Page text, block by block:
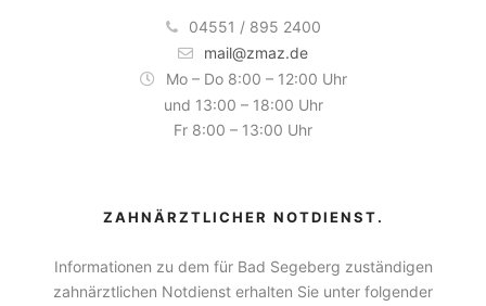
04551 / 895 2400
mail@zmaz.de
Mo – Do 8:00 – 12:00 Uhr
und 13:00 – 18:00 Uhr
Fr 8:00 – 13:00 Uhr
ZAHNÄRZTLICHER NOTDIENST.
Informationen zu dem für Bad Segeberg zuständigen
zahnärztlichen Notdienst erhalten Sie unter folgender